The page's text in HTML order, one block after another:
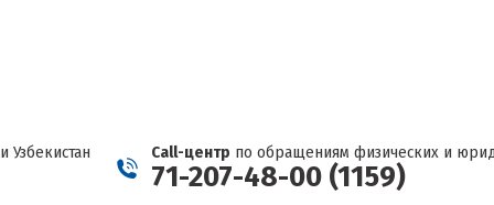
Узбекистан Call-центр по обращениям физических и
71-207-48-00 (1159)